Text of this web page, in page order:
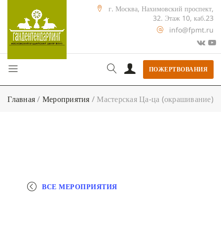
г. Москва, Нахимовский проспект,
32. Этаж 10, каб.23
info@fpmt.ru
ПОЖЕРТВОВАНИЯ
Главная/ Мероприятия / Мастерская Ца-ца (окрашивание)
ВСЕ МЕРОПРИЯТИЯ